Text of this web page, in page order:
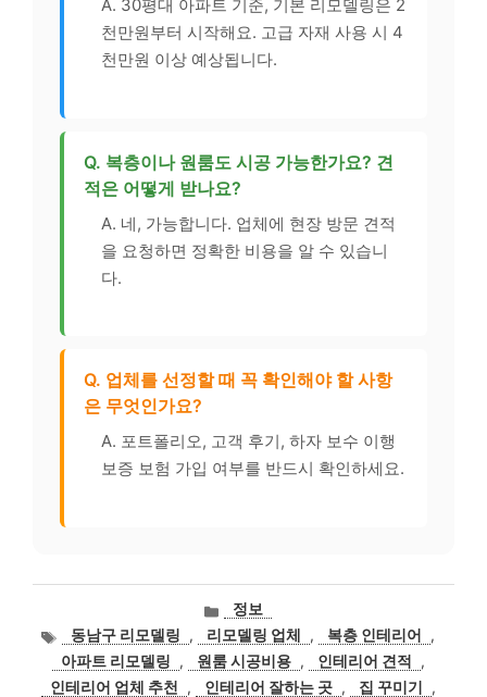
A. 30평대 아파트 기준, 기본 리모델링은 2
천만원부터 시작해요. 고급 자재 사용 시 4
천만원 이상 예상됩니다.
Q. 복층이나 원룸도 시공 가능한가요? 견
적은 어떻게 받나요?
A. 네, 가능합니다. 업체에 현장 방문 견적
을 요청하면 정확한 비용을 알 수 있습니
다.
Q. 업체를 선정할 때 꼭 확인해야 할 사항
은 무엇인가요?
A. 포트폴리오, 고객 후기, 하자 보수 이행
보증 보험 가입 여부를 반드시 확인하세요.
카
테
고
리
정보
태
그
동남구 리모델링 , 리모델링 업체 , 복층 인테리어
,
아파트 리모델링
, 원룸 시공비용 , 인테리어 견적
,
인테리어 업체 추천
, 인테리어 잘하는 곳 , 집 꾸미기
,